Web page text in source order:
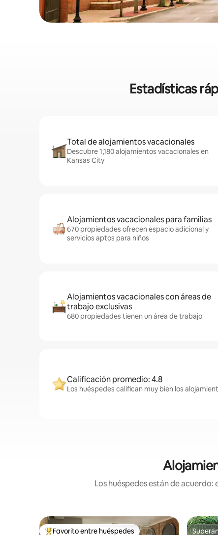
Estadísticas
Total de alojamientos vacacionales
Descubre 1,180 alojamientos vacacionales en
Kansas City
Alojamientos vacacionales para familias
670 propiedades ofrecen espacio adicional y
servicios aptos para niños
Alojamientos vacacionales con áreas de
trabajo exclusivas
680 propiedades tienen un área de trabajo
Calificación promedio: 4.8
Los huéspedes califican muy bien los
Los huéspedes están de
Favorito entre huéspedes